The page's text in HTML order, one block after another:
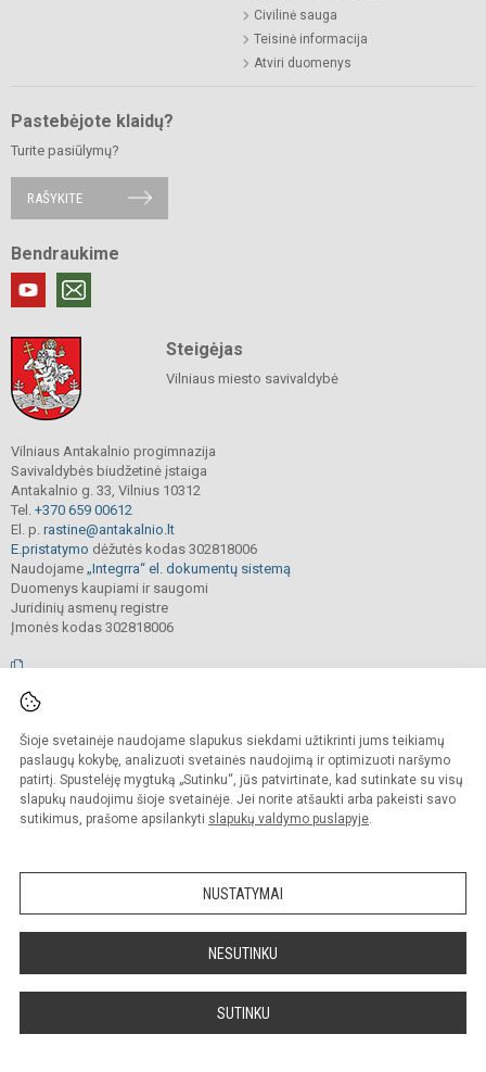
Šioje svetainėje naudojame slapukus siekdami užtikrinti jums teikiamų
paslaugų kokybę, analizuoti svetainės naudojimą ir optimizuoti naršymo
patirtį. Spustelėję mygtuką „Sutinku“, jūs patvirtinate, kad sutinkate su visų
slapukų naudojimu šioje svetainėje. Jei norite atšaukti arba pakeisti savo
sutikimus, prašome apsilankyti slapukų valdymo puslapyje.
NUSTATYMAI
NESUTINKU
SUTINKU
Civilinė sauga
Teisinė informacija
Atviri duomenys
Pastebėjote klaidų?
Turite pasiūlymų?
RAŠYKITE
Bendraukime
Steigėjas
Vilniaus miesto savivaldybė
Vilniaus Antakalnio progimnazija
Savivaldybės biudžetinė įstaiga
Antakalnio g. 33, Vilnius 10312
Tel. +370 659 00612
El. p. rastine@antakalnio.lt
E.pristatymo dėžutės kodas 302818006
Naudojame „Integrra“ el. dokumentų sistemą
Duomenys kaupiami ir saugomi
Juridinių asmenų registre
Įmonės kodas 302818006
Kopijuoti, cituoti ar kitaip atvaizduoti internetinės svetainės turinį be raštiško
mokyklos vadovų sutikimo yra draudžiama.
Prieinamumo paraiška Slapukų valdymas
Sumanus būdas atnaujinti